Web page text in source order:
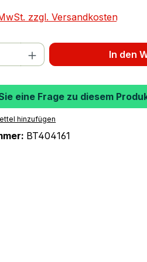
zzgl. Versandkosten
Gib denIn den
eine Frage zu diesem
hinzufügen
BT404161